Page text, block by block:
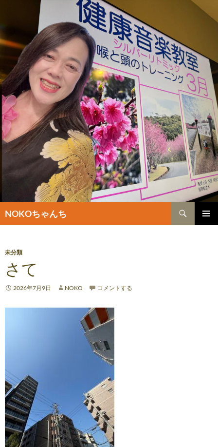
NOKOちゃんち
索
ン
へ
キ
未分類
さて
2026年7月9日 NOKO コメントする